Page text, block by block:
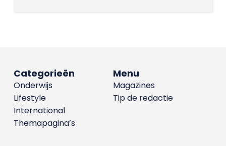
Menu
Magazines
Tip de redactie
Categorieën
Onderwijs
Lifestyle
International
Themapagina’s